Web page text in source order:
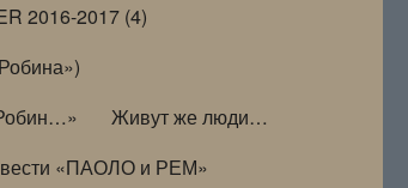
2016-2017 (4)
Живут же люди…
«ПАОЛО и РЕМ»